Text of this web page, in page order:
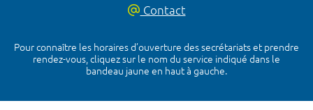
Contact
Pour connaître les horaires d’ouverture des secrétariats et prendre
rendez-vous, cliquez sur le nom du service indiqué dans le
bandeau jaune en haut à gauche.